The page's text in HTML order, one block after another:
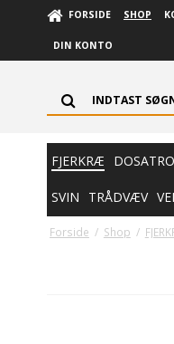
FORSIDE SHOP
DIN KONTO
FJERKRÆ
SVIN TRÅDVÆV
Forside / Shop /